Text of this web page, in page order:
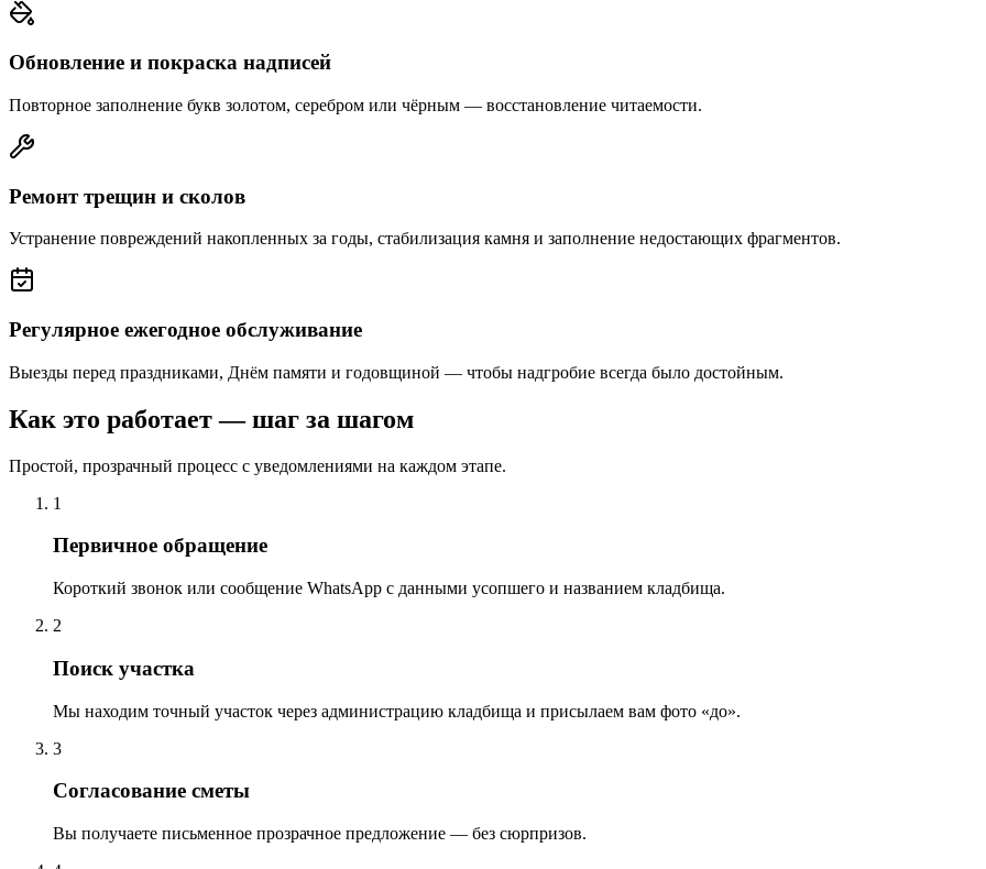
Обновление и покраска надписей
Повторное заполнение букв золотом, серебром или чёрным — восстановление читаемости.
Ремонт трещин и сколов
Устранение повреждений накопленных за годы, стабилизация камня и заполнение недостающих фрагментов.
Регулярное ежегодное обслуживание
Выезды перед праздниками, Днём памяти и годовщиной — чтобы надгробие всегда было достойным.
Как это работает — шаг за шагом
Простой, прозрачный процесс с уведомлениями на каждом этапе.
1
Первичное обращение
Короткий звонок или сообщение WhatsApp с данными усопшего и названием кладбища.
2
Поиск участка
Мы находим точный участок через администрацию кладбища и присылаем вам фото «до».
3
Согласование сметы
Вы получаете письменное прозрачное предложение — без сюрпризов.